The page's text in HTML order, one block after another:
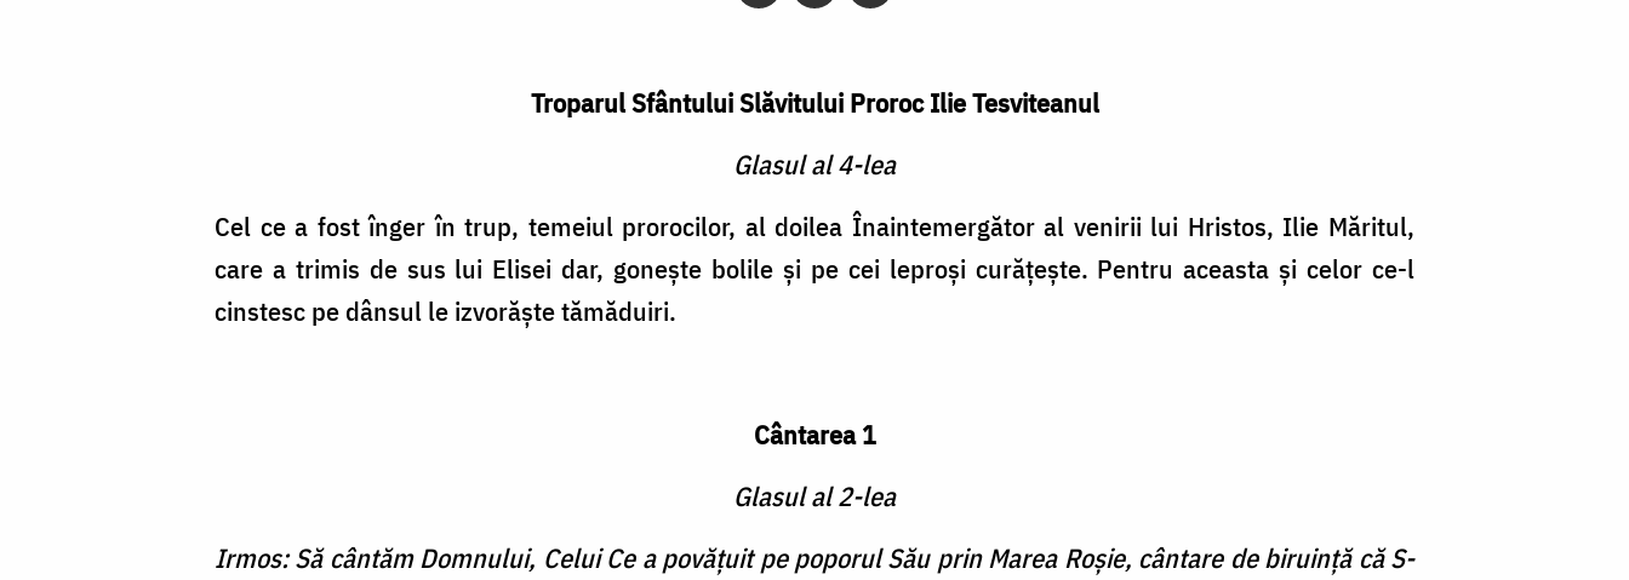
Troparul Sfântului Slăvitului Proroc Ilie Tesviteanul
Glasul al 4-lea
Cel ce a fost înger în trup, temeiul prorocilor, al doilea Înaintemergător al venirii lui Hristos, Ilie Măritul,
care a trimis de sus lui Elisei dar, goneşte bolile şi pe cei leproşi curăţeşte. Pentru aceasta şi celor ce-l
cinstesc pe dânsul le izvorăşte tămăduiri.
Cântarea 1
Glasul al 2-lea
Irmos: Să cântăm Domnului, Celui Ce a povăţuit pe poporul Său prin Marea Roşie, cântare de biruinţă că S-